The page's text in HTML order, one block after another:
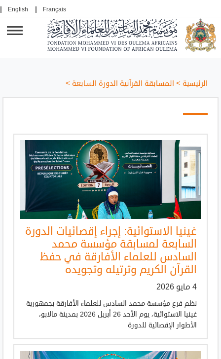
Français
English
الرئيسية > المسابقة القرآنية الدورة السابعة >
غينيا الاستوائية: إجراء إقصائيات الدورة
السابعة لمسابقة مؤسسة محمد
السادس للعلماء الأفارقة في حفظ
القرآن الكريم وترتيله وتجويده
4 مايو 2026
نظم فرع مؤسسة محمد السادس للعلماء الأفارقة بجمهورية
غينيا الاستوائية، يوم الأحد 26 أبريل 2026 بمدينة مالابو،
الأطوار الإقصائية للدورة